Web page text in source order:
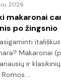
2026
makaronai
po žingsnio
Makaronai
ir
Romos.…